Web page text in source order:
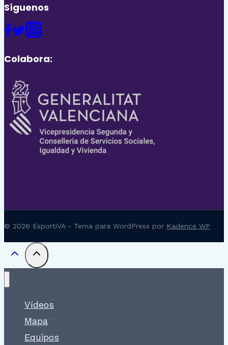
Síguenos
Colabora:
© 2026 EsportiVA - Tema para WordPress por Kadence WP
Vídeos
Mapa
Equipos